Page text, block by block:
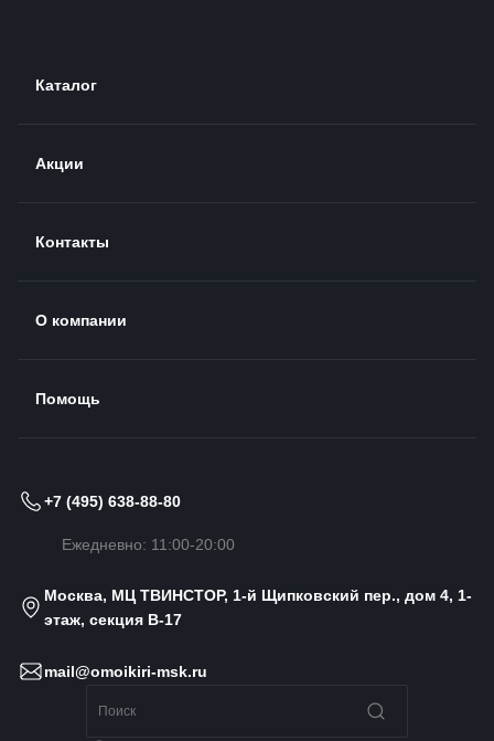
Каталог
Акции
Контакты
О компании
Помощь
+7 (495) 638-88-80
Ежедневно: 11:00-20:00
Москва, МЦ ТВИНСТОР, 1-й Щипковский пер., дом 4, 1-
этаж, секция B-17
mail@omoikiri-msk.ru